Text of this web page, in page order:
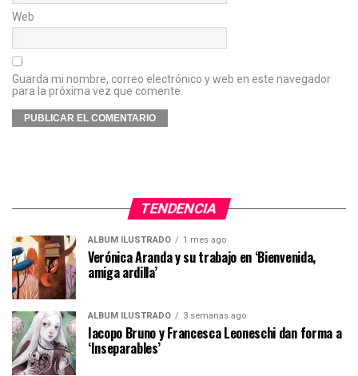
Web
Guarda mi nombre, correo electrónico y web en este navegador
para la próxima vez que comente.
TENDENCIA
ÁLBUM ILUSTRADO 1 mes ago
Verónica Aranda y su trabajo en ‘Bienvenida,
amiga ardilla’
ÁLBUM ILUSTRADO 3 semanas ago
Iacopo Bruno y Francesca Leoneschi dan forma a
‘Inseparables’